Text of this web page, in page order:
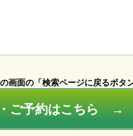
面の「検索ページに戻るボタ
はこちら → ０